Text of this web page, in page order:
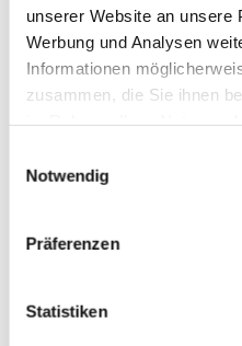
unserer Website an unsere
Werbung und Analysen
Informationen
zusammen, die Sie ihnen
Notwendig
Präferenzen
Statistiken